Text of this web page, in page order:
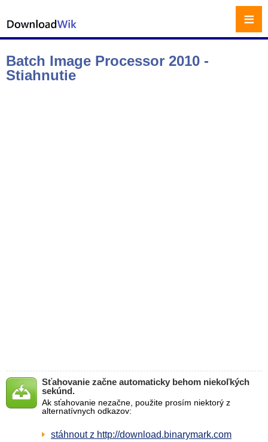
Batch Image Processor 2010 -
Stiahnutie
Sťahovanie začne automaticky behom niekoľkých
sekúnd.
Ak sťahovanie nezačne, použite prosím niektorý z
alternatívnych odkazov:
stáhnout z http://download.binarymark.com
≡